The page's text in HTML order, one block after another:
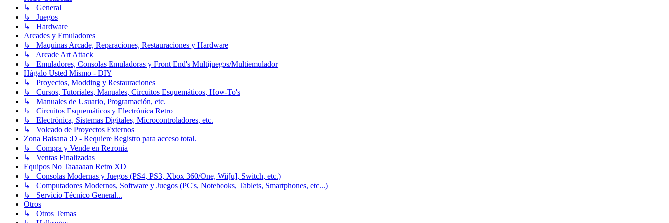
↳ General
↳ Juegos
↳ Hardware
Arcades y Emuladores
↳ Maquinas Arcade, Reparaciones, Restauraciones y Hardware
↳ Arcade Art Attack
↳ Emuladores, Consolas Emuladoras y Front End's Multijuegos/Multiemulador
Hágalo Usted Mismo - DIY
↳ Proyectos, Modding y Restauraciones
↳ Cursos, Tutoriales, Manuales, Circuitos Esquemáticos, How-To's
↳ Manuales de Usuario, Programación, etc.
↳ Circuitos Esquemáticos y Electrónica Retro
↳ Electrónica, Sistemas Digitales, Microcontroladores, etc.
↳ Volcado de Proyectos Externos
Zona Baisana :D - Requiere Registro para acceso total.
↳ Compra y Vende en Retronia
↳ Ventas Finalizadas
Equipos No Taaaaaan Retro XD
↳ Consolas Modernas y Juegos (PS4, PS3, Xbox 360/One, Wii[u], Switch, etc.)
↳ Computadores Modernos, Software y Juegos (PC's, Notebooks, Tablets, Smartphones, etc...)
↳ Servicio Técnico General...
Otros
↳ Otros Temas